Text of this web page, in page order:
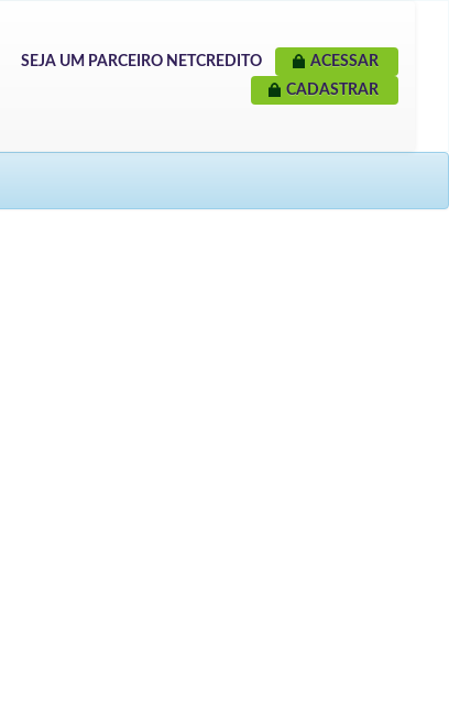
SEJA UM PARCEIRO NETCREDITO
ACESSAR
CADASTRAR